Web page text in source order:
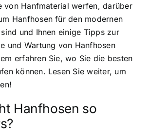
von Hanfmaterial werfen, darüber
Hanfhosen für den modernen
und Ihnen einige Tipps zur
und Wartung von Hanfhosen
erfahren Sie, wo Sie die besten
können. Lesen Sie weiter, um
Hanfhosen so